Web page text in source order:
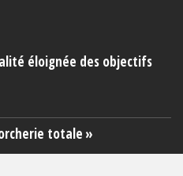
éloignée des objectifs
totale »